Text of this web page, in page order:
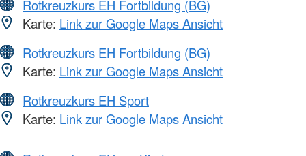
Rotkreuzkurs EH Fortbildung (BG)
Karte: Link zur Google Maps Ansicht
Rotkreuzkurs EH Fortbildung (BG)
Karte: Link zur Google Maps Ansicht
Rotkreuzkurs EH Sport
Karte: Link zur Google Maps Ansicht